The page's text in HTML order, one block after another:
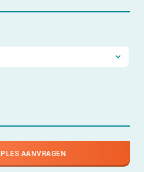
AANVRAGEN